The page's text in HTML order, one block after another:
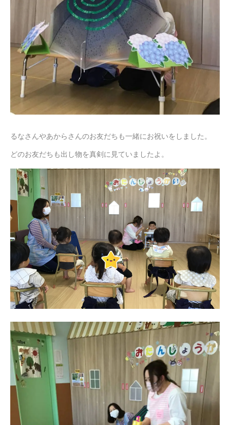
るなさんやあからさんのお友だちも一緒にお祝いをしました。
どのお友だちも出し物を真剣に見ていましたよ。